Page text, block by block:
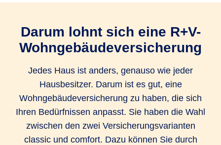
Darum lohnt sich eine R+V-
Wohngebäudeversicherung
Jedes Haus ist anders, genauso wie jeder
Hausbesitzer. Darum ist es gut, eine
Wohngebäudeversicherung zu haben, die sich
Ihren Bedürfnissen anpasst. Sie haben die Wahl
zwischen den zwei Versicherungsvarianten
classic und comfort. Dazu können Sie durch